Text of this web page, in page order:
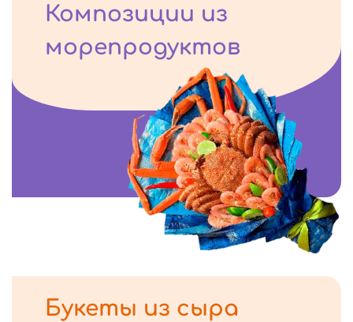
Композиции из
морепродуктов
Букеты из сыра